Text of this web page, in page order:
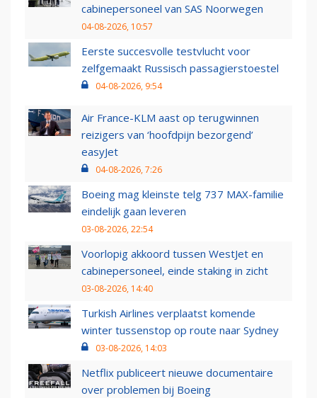
cabinepersoneel van SAS Noorwegen
04-08-2026, 10:57
Eerste succesvolle testvlucht voor
zelfgemaakt Russisch passagierstoestel
04-08-2026, 9:54
Air France-KLM aast op terugwinnen
reizigers van ‘hoofdpijn bezorgend’
easyJet
04-08-2026, 7:26
Boeing mag kleinste telg 737 MAX-familie
eindelijk gaan leveren
03-08-2026, 22:54
Voorlopig akkoord tussen WestJet en
cabinepersoneel, einde staking in zicht
03-08-2026, 14:40
Turkish Airlines verplaatst komende
winter tussenstop op route naar Sydney
03-08-2026, 14:03
Netflix publiceert nieuwe documentaire
over problemen bij Boeing